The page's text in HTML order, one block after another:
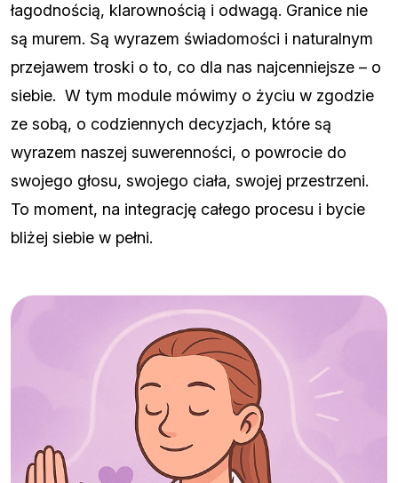
łagodnością, klarownością i odwagą. Granice nie
są murem. Są wyrazem świadomości i naturalnym
przejawem troski o to, co dla nas najcenniejsze – o
siebie. W tym module mówimy o życiu w zgodzie
ze sobą, o codziennych decyzjach, które są
wyrazem naszej suwerenności, o powrocie do
swojego głosu, swojego ciała, swojej przestrzeni.
To moment, na integrację całego procesu i bycie
bliżej siebie w pełni.